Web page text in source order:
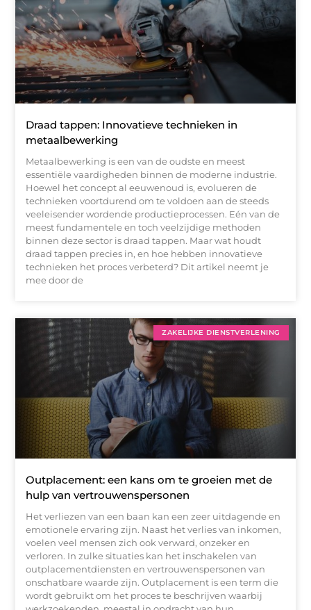
Draad tappen: Innovatieve technieken in
metaalbewerking
Metaalbewerking is een van de oudste en meest
essentiële vaardigheden binnen de moderne industrie.
Hoewel het concept al eeuwenoud is, evolueren de
technieken voortdurend om te voldoen aan de steeds
veeleisender wordende productieprocessen. Eén van de
meest fundamentele en toch veelzijdige methoden
binnen deze sector is draad tappen. Maar wat houdt
draad tappen precies in, en hoe hebben innovatieve
technieken het proces verbeterd? Dit artikel neemt je
mee door de
ZAKELIJKE DIENSTVERLENING
Outplacement: een kans om te groeien met de
hulp van vertrouwenspersonen
Het verliezen van een baan kan een zeer uitdagende en
emotionele ervaring zijn. Naast het verlies van inkomen,
voelen veel mensen zich ook verward, onzeker en
verloren. In zulke situaties kan het inschakelen van
outplacementdiensten en vertrouwenspersonen van
onschatbare waarde zijn. Outplacement is een term die
wordt gebruikt om het proces te beschrijven waarbij